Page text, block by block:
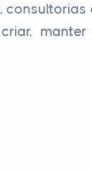
consultorias